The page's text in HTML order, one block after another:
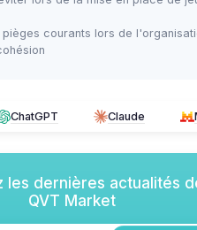
courants lors de
ChatGPT Claude
les dernières actualités
QVT Market